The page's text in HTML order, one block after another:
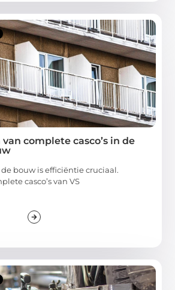
complete casco’s in de
bouw is efficiëntie cruciaal.
casco’s van VS